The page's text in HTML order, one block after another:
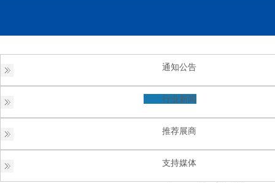
通知公告
行业新闻
推荐展商
支持媒体